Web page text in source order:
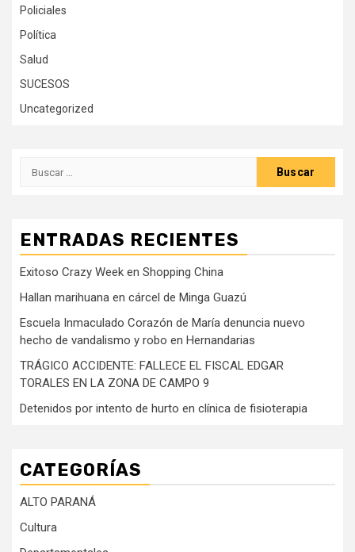
Policiales
Política
Salud
SUCESOS
Uncategorized
Buscar:
ENTRADAS RECIENTES
Exitoso Crazy Week en Shopping China
Hallan marihuana en cárcel de Minga Guazú
Escuela Inmaculado Corazón de María denuncia nuevo
hecho de vandalismo y robo en Hernandarias
TRÁGICO ACCIDENTE: FALLECE EL FISCAL EDGAR
TORALES EN LA ZONA DE CAMPO 9
Detenidos por intento de hurto en clínica de fisioterapia
CATEGORÍAS
ALTO PARANÁ
Cultura